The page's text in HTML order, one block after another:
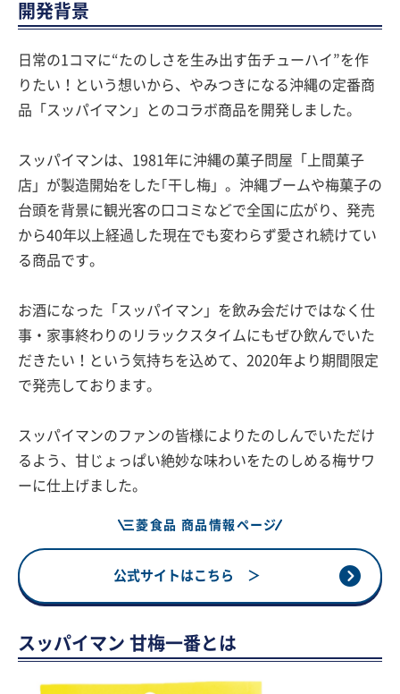
開発背景
日常の1コマに“たのしさを生み出す缶チューハイ”を作
りたい！という想いから、やみつきになる沖縄の定番商
品「スッパイマン」とのコラボ商品を開発しました。
スッパイマンは、1981年に沖縄の菓子問屋「上間菓子
店」が製造開始をした｢干し梅」。沖縄ブームや梅菓子の
台頭を背景に観光客の口コミなどで全国に広がり、発売
から40年以上経過した現在でも変わらず愛され続けてい
る商品です。
お酒になった「スッパイマン」を飲み会だけではなく仕
事・家事終わりのリラックスタイムにもぜひ飲んでいた
だきたい！という気持ちを込めて、2020年より期間限定
で発売しております。
スッパイマンのファンの皆様によりたのしんでいただけ
るよう、甘じょっぱい絶妙な味わいをたのしめる梅サワ
ーに仕上げました。
三菱食品 商品情報ページ
公式サイトはこちら ＞
スッパイマン 甘梅一番とは